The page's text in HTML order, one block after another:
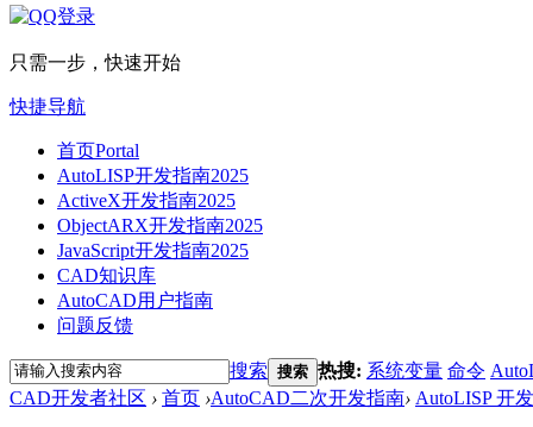
只需一步，快速开始
快捷导航
首页Portal
AutoLISP开发指南2025
ActiveX开发指南2025
ObjectARX开发指南2025
JavaScript开发指南2025
CAD知识库
AutoCAD用户指南
问题反馈
搜索 搜索 热搜: 系统变量 命令
CAD开发者社区 › 首页 ›AutoCAD二次开发指南› AutoLISP 开